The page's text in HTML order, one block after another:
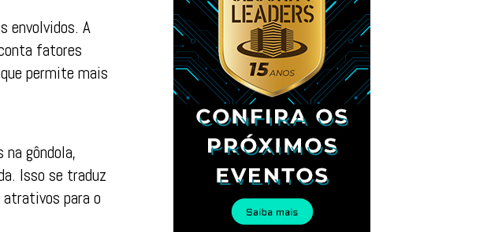
envolvidos. A
fatores
permite mais
gôndola,
Isso se traduz
para o